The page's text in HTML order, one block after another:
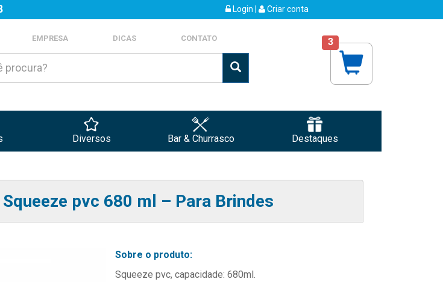
Login Criar conta
EMPRESA DICAS CONTATO 3
Diversos Bar & Churrasco Destaques
pvc 680 ml – Para Brindes
Sobre o produto:
Squeeze pvc, capacidade: 680ml.